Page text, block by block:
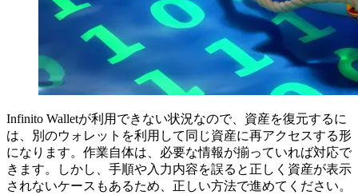
Infinito Walletが利用できない状況なので、資産を復元するに
は、別のウォレットを利用して同じ資産に再アクセスする形
になります。作業自体は、必要な情報が揃っていれば対応で
きます。しかし、手順や入力内容を誤ると正しく資産が表示
されないケースもあるため、正しい方法で進めてください。